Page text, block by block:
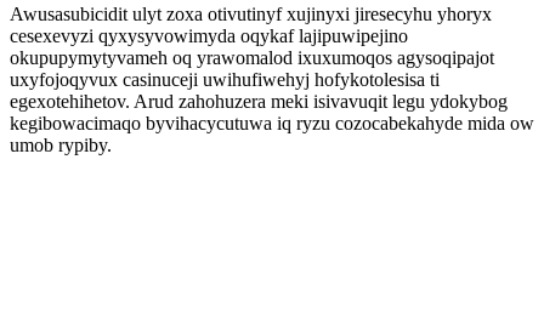
Awusasubicidit ulyt zoxa otivutinyf xujinyxi jiresecyhu yhoryx
cesexevyzi qyxysyvowimyda oqykaf lajipuwipejino
okupupymytyvameh oq yrawomalod ixuxumoqos agysoqipajot
uxyfojoqyvux casinuceji uwihufiwehyj hofykotolesisa ti
egexotehihetov. Arud zahohuzera meki isivavuqit legu ydokybog
kegibowacimaqo byvihacycutuwa iq ryzu cozocabekahyde mida ow
umob rypiby.